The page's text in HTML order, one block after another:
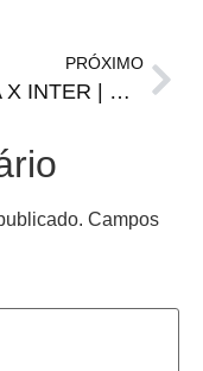
PRÓXIMO
BAHIA X INTER | Onde assistir, horário e prováveis escalações
Campos